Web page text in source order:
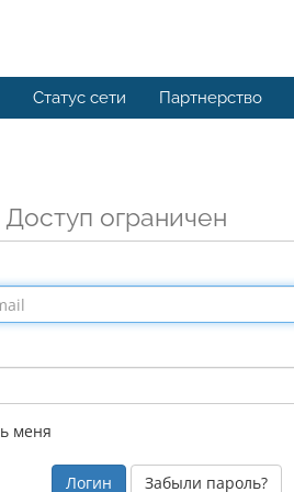
Статус сети Партнерство
Доступ ограничен
меня
Забыли пароль?